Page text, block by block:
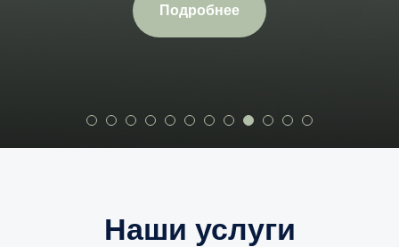
Подробнее
Наши услуги